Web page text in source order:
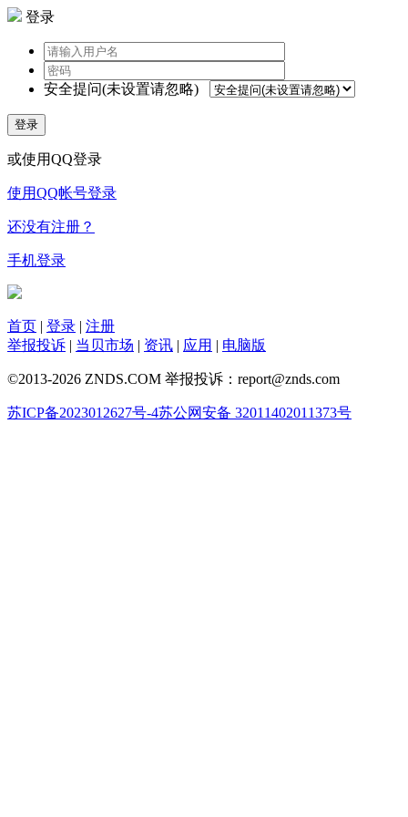
登录
安全提问(未设置请忽略)
登录
或使用QQ登录
使用QQ帐号登录
还没有注册？
手机登录
首页 | 登录 | 注册
举报投诉 | 当贝市场 | 资讯 | 应用 | 电脑版
©2013-2026 ZNDS.COM 举报投诉：report@znds.com
苏ICP备2023012627号-4苏公网安备 32011402011373号